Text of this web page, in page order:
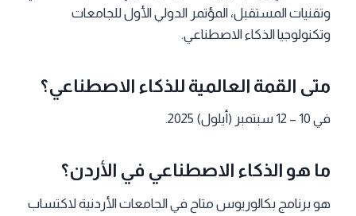
وتقنيات المستقبل، المؤتمر الدولي الأول للجامعات
وتكنولوجيا الذكاء الاصطناعي.
متى القمة العالمية للذكاء الاصطناعي؟
في 10 – 12 سبتمبر (أيلول) 2025.
ما هو الذكاء الاصطناعي في الأردن؟
هو برنامج بكالوريوس متاح في الجامعات الأردنية لاكتساب